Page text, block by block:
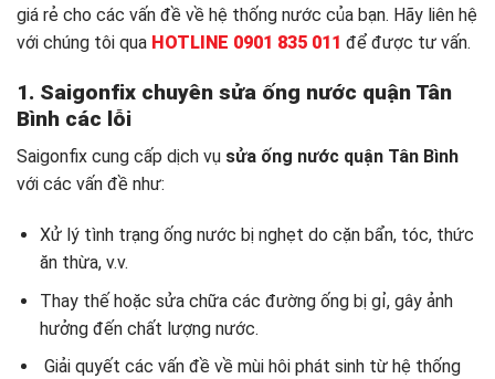
giá rẻ cho các vấn đề về hệ thống nước của bạn. Hãy liên hệ
với chúng tôi qua HOTLINE 0901 835 011 để được tư vấn.
1. Saigonfix chuyên sửa ống nước quận Tân
Bình các lỗi
Saigonfix cung cấp dịch vụ sửa ống nước quận Tân Bình
với các vấn đề như:
Xử lý tình trạng ống nước bị nghẹt do cặn bẩn, tóc, thức
ăn thừa, v.v.
Thay thế hoặc sửa chữa các đường ống bị gỉ, gây ảnh
hưởng đến chất lượng nước.
Giải quyết các vấn đề về mùi hôi phát sinh từ hệ thống